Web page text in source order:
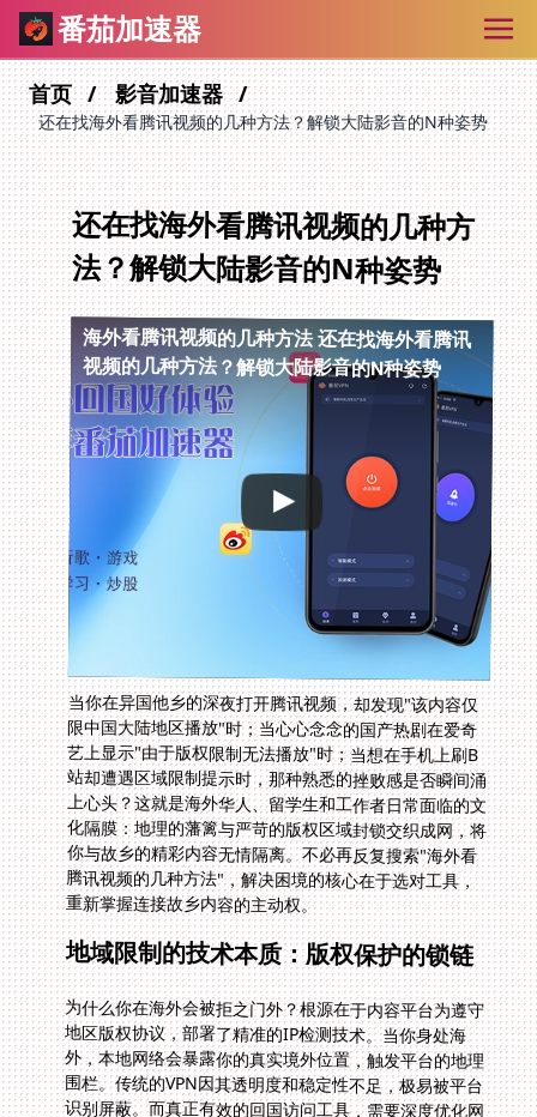
番茄加速器
首页 影音加速器
还在找海外看腾讯视频的几种方法？解锁大陆影音的N种姿势
还在找海外看腾讯视频的几种方
法？解锁大陆影音的N种姿势
海外看腾讯视频的几种方法还在找海外看腾讯
视频的几种方法？解锁大陆影音的N种姿势
当你在异国他乡的深夜打开腾讯视频，却发现"该内容仅
限中国大陆地区播放"时；当心心念念的国产热剧在爱奇
艺上显示"由于版权限制无法播放"时；当想在手机上刷B
站却遭遇区域限制提示时，那种熟悉的挫败感是否瞬间涌
上心头？这就是海外华人、留学生和工作者日常面临的文
化隔膜：地理的藩篱与严苛的版权区域封锁交织成网，将
你与故乡的精彩内容无情隔离。不必再反复搜索"海外看
腾讯视频的几种方法"，解决困境的核心在于选对工具，
重新掌握连接故乡内容的主动权。
地域限制的技术本质：版权保护的锁链
为什么你在海外会被拒之门外？根源在于内容平台为遵守
地区版权协议，部署了精准的IP检测技术。当你身处海
外，本地网络会暴露你的真实境外位置，触发平台的地理
围栏。传统的VPN因其透明度和稳定性不足，极易被平台
识别屏蔽。而真正有效的回国访问工具，需要深度优化网